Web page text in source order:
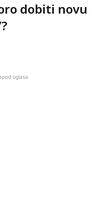
dobiti novu
oglasa